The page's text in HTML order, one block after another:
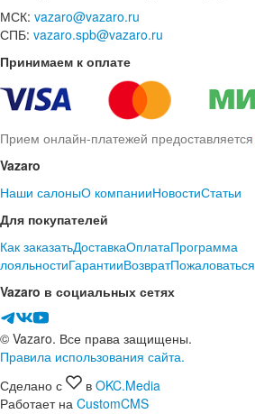
МСК: vazaro@vazaro.ru
СПБ: vazaro.spb@vazaro.ru
Принимаем к оплате
Прием онлайн-платежей предоставляется
Vazaro
Наши салоныО компанииНовостиСтатьи
Для покупателей
Как заказатьДоставкаОплатаПрограмма
лояльностиГарантииВозвратПожаловаться
Vazaro в социальных сетях
© Vazaro. Все права защищены.
Правила использования сайта.
Сделано с
в OKC.Media
Работает на CustomCMS